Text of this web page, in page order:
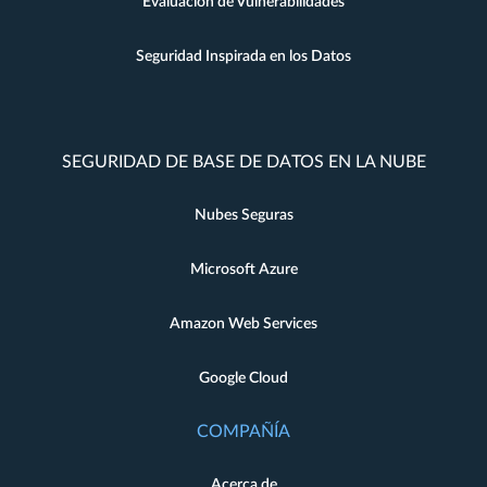
Seguridad Inspirada en los Datos
SEGURIDAD DE BASE DE DATOS EN LA NUBE
Nubes Seguras
Microsoft Azure
Amazon Web Services
Google Cloud
COMPAÑÍA